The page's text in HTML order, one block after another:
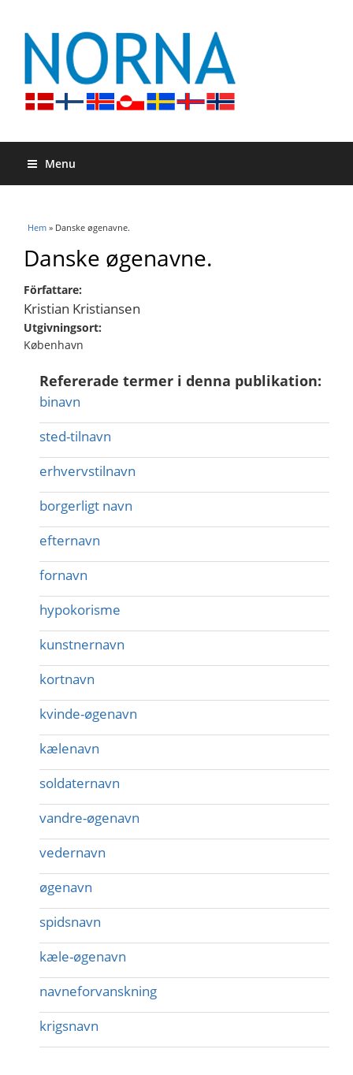
Menu
Du är här
Hem » Danske øgenavne.
Danske øgenavne.
Författare:
Kristian Kristiansen
Utgivningsort:
København
Refererade termer i denna publikation:
binavn
sted-tilnavn
erhvervstilnavn
borgerligt navn
efternavn
fornavn
hypokorisme
kunstnernavn
kortnavn
kvinde-øgenavn
kælenavn
soldaternavn
vandre-øgenavn
vedernavn
øgenavn
spidsnavn
kæle-øgenavn
navneforvanskning
krigsnavn